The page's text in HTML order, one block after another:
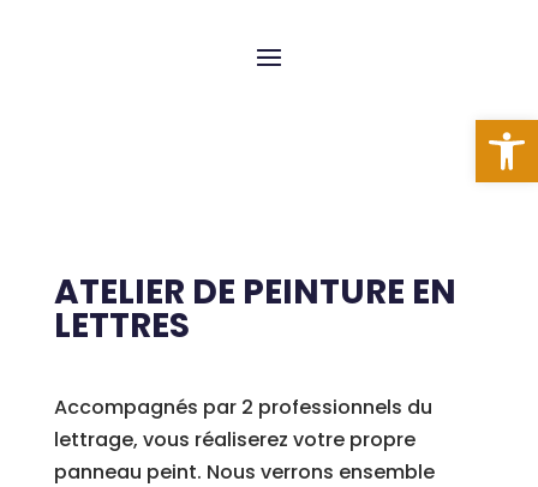
Ouvrir
ATELIER DE PEINTURE EN
LETTRES
Accompagnés par 2 professionnels du
lettrage, vous réaliserez votre propre
panneau peint. Nous verrons ensemble